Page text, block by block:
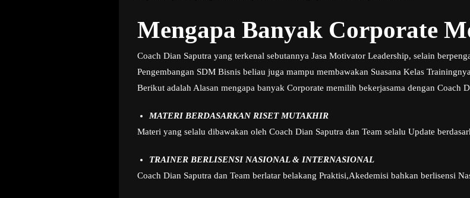
Mengapa Banyak Corporate
Coach Dian Saputra yang terkenal sebutannya Jasa Motivator Leadership, selain
Pengembangan SDM Bisnis beliau juga mampu membawakan Suasana Kelas
Berikut adalah Alasan mengapa banyak Corporate memilih bekerjasama dengan Coach
MATERI BERDASARKAN RISET MUTAKHIR
Materi yang selalu dibawakan oleh Coach Dian Saputra dan Team selalu Update
TRAINER BERLISENSI NASIONAL & INTERNASIONAL
Coach Dian Saputra dan Team berlatar belakang Praktisi,Akedemisi bahkan berlisensi